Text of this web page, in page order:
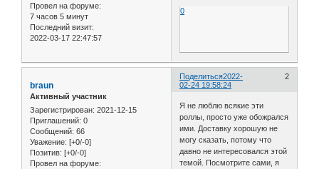
Провел на форуме:
7 часов 5 минут
Последний визит:
2022-03-17 22:47:57
0
Поделиться 2
2022-
02-24 19:58:24
braun
Активный участник
Зарегистрирован: 2021-12-15
Приглашений: 0
Сообщений: 66
Уважение: [+0/-0]
Позитив: [+0/-0]
Провел на форуме:
Я не люблю всякие эти
роллы, просто уже обожрался
ими. Доставку хорошую не
могу сказать, потому что
давно не интересовался этой
темой. Посмотрите сами, я